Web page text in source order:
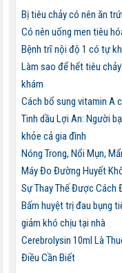
Bị tiêu chảy có nên ăn
Có nên uống men tiêu
Bệnh trĩ nội độ 1 có tự
Làm sao để hết tiêu
khám
Cách bổ sung vitamin A
Tinh dầu Lợi An: Người
khỏe cả gia đình
Nóng Trong, Nổi Mụn,
Máy Đo Đường Huyết
Sự Thay Thế Được Cách
Bấm huyệt trị đau bụng
giảm khó chịu tại nhà
Cerebrolysin 10ml Là
Điều Cần Biết